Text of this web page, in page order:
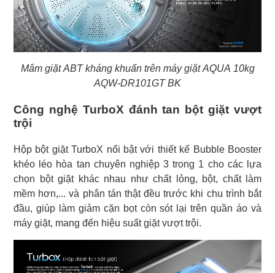
Mâm giặt ABT kháng khuẩn trên máy giặt AQUA 10kg
AQW-DR101GT BK
Công nghệ TurboX đánh tan bột giặt vượt
trội
Hộp bột giặt TurboX nổi bật với thiết kế Bubble Booster
khéo léo hòa tan chuyên nghiệp 3 trong 1 cho các lựa
chọn bột giặt khác nhau như chất lỏng, bột, chất làm
mềm hơn,... và phân tán thật đều trước khi chu trình bắt
đầu, giúp làm giảm cặn bọt còn sót lại trên quần áo và
máy giặt, mang đến hiệu suất giặt vượt trội.